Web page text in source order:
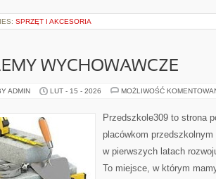
SPRZĘT I AKCESORIA
WYCHOWAWCZE
ADMIN LUT - 15 - 2026 MOŻLIWOŚĆ
Przedszkole309 to strona
placówkom
w pierwszych latach
To miejsce, w którym